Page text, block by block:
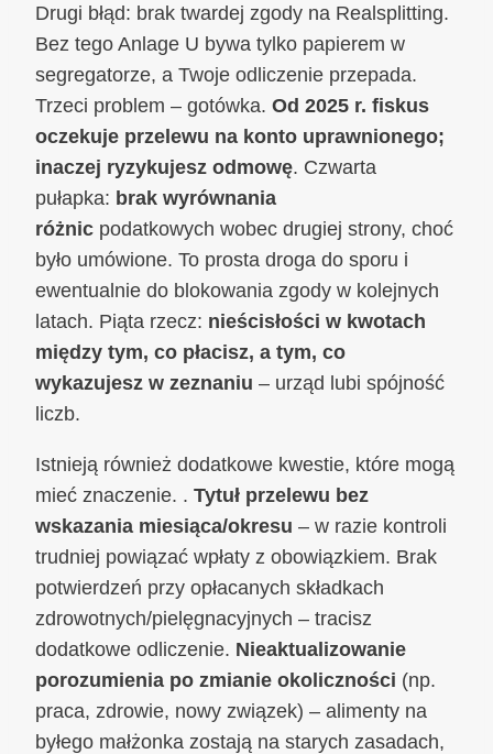
Drugi błąd: brak twardej zgody na Realsplitting.
Bez tego Anlage U bywa tylko papierem w
segregatorze, a Twoje odliczenie przepada.
Trzeci problem – gotówka. Od 2025 r. fiskus
oczekuje przelewu na konto uprawnionego;
inaczej ryzykujesz odmowę. Czwarta
pułapka: brak wyrównania
różnic podatkowych wobec drugiej strony, choć
było umówione. To prosta droga do sporu i
ewentualnie do blokowania zgody w kolejnych
latach. Piąta rzecz: nieścisłości w kwotach
między tym, co płacisz, a tym, co
wykazujesz w zeznaniu – urząd lubi spójność
liczb.
Istnieją również dodatkowe kwestie, które mogą
mieć znaczenie. . Tytuł przelewu bez
wskazania miesiąca/okresu – w razie kontroli
trudniej powiązać wpłaty z obowiązkiem. Brak
potwierdzeń przy opłacanych składkach
zdrowotnych/pielęgnacyjnych – tracisz
dodatkowe odliczenie. Nieaktualizowanie
porozumienia po zmianie okoliczności (np.
praca, zdrowie, nowy związek) – alimenty na
byłego małżonka zostają na starych zasadach,